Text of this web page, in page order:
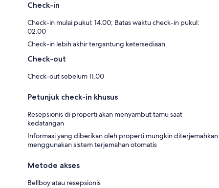
Check-in
Check-in mulai pukul: 14.00; Batas waktu check-in pukul:
02.00
Check-in lebih akhir tergantung ketersediaan
Check-out
Check-out sebelum 11.00
Petunjuk check-in khusus
Resepsionis di properti akan menyambut tamu saat
kedatangan
Informasi yang diberikan oleh properti mungkin diterjemahkan
menggunakan sistem terjemahan otomatis
Metode akses
Bellboy atau resepsionis